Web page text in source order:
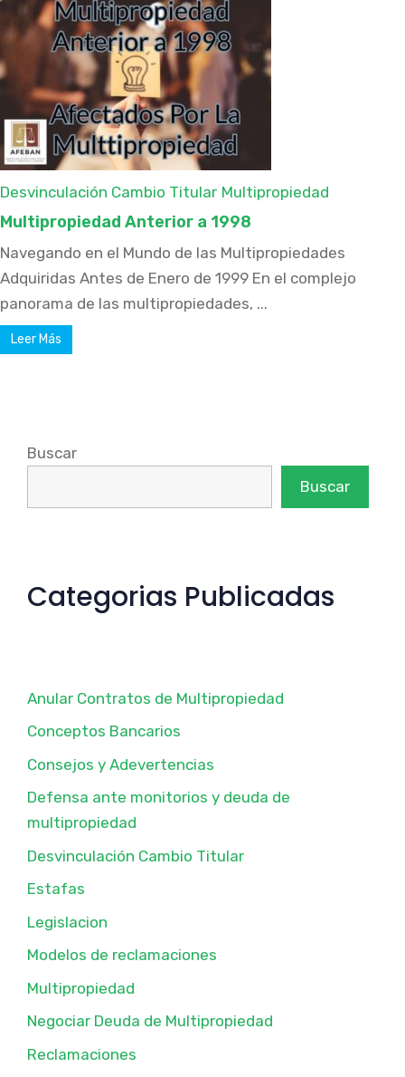
Desvinculación Cambio Titular Multipropiedad
Multipropiedad Anterior a 1998
Navegando en el Mundo de las Multipropiedades
Adquiridas Antes de Enero de 1999 En el complejo
panorama de las multipropiedades, ...
Leer Más
Buscar
Buscar
Categorias Publicadas
Anular Contratos de Multipropiedad
Conceptos Bancarios
Consejos y Adevertencias
Defensa ante monitorios y deuda de
multipropiedad
Desvinculación Cambio Titular
Estafas
Legislacion
Modelos de reclamaciones
Multipropiedad
Negociar Deuda de Multipropiedad
Reclamaciones